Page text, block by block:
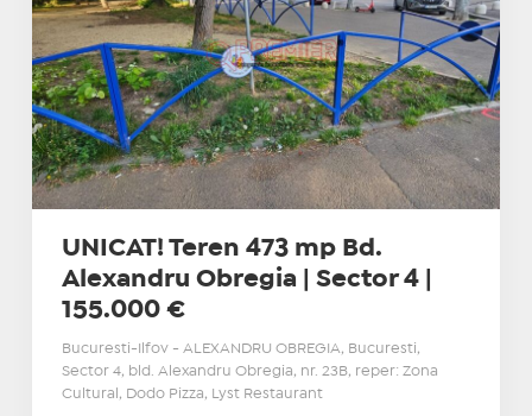
UNICAT! Teren 473 mp Bd.
Alexandru Obregia | Sector 4 |
155.000 €
Bucuresti-Ilfov - ALEXANDRU OBREGIA, Bucuresti,
Sector 4, bld. Alexandru Obregia, nr. 23B, reper: Zona
Cultural, Dodo Pizza, Lyst Restaurant